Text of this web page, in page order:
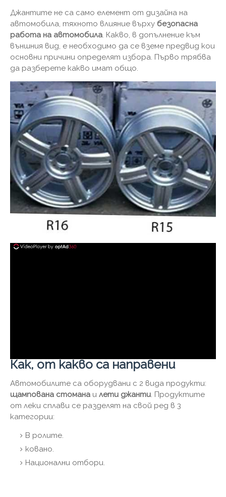
Джантите не са само елемент от дизайна на
автомобила, тяхното влияние върху безопасна
работа на автомобила. Какво, в допълнение към
външния вид, е необходимо да се вземе предвид кои
основни причини определят избора. Първо трябва
да разберете какво имат общо.
Как, от какво са направени
Автомобилите са оборудвани с 2 вида продукти:
щампована стомана и лети джанти . Продуктите
от леки сплави се разделят на свой ред в 3
категории:
В ролите.
ковано.
Национални отбори.